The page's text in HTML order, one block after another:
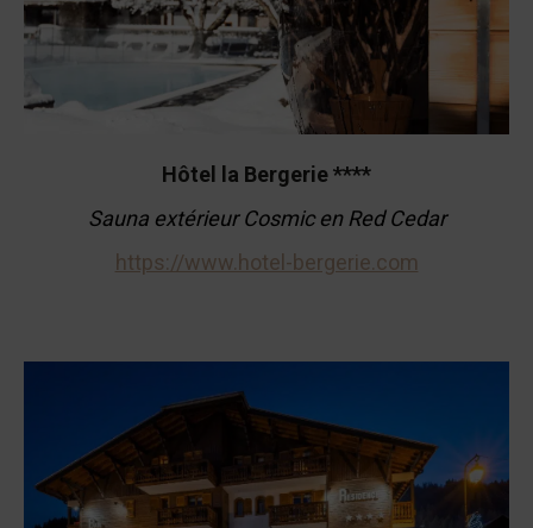
Hôtel la Bergerie ****
Sauna extérieur Cosmic en Red Cedar
https://www.hotel-bergerie.com